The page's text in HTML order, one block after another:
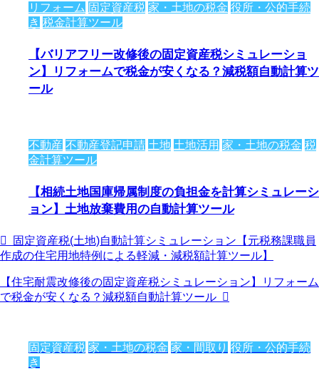
リフォーム 固定資産税 家・土地の税金 役所・公的手続
き 税金計算ツール
【バリアフリー改修後の固定資産税シミュレーショ
ン】リフォームで税金が安くなる？減税額自動計算ツ
ール
不動産 不動産登記申請 土地 土地活用 家・土地の税金 税
金計算ツール
【相続土地国庫帰属制度の負担金を計算シミュレーシ
ョン】土地放棄費用の自動計算ツール
固定資産税(土地)自動計算シミュレーション【元税務課職員
作成の住宅用地特例による軽減・減税額計算ツール】
【住宅耐震改修後の固定資産税シミュレーション】リフォーム
で税金が安くなる？減税額自動計算ツール
固定資産税 家・土地の税金 家・間取り 役所・公的手続
き